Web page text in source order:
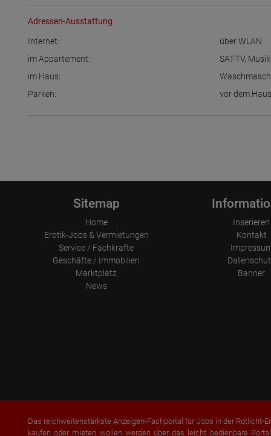
Adressen-Ausstattung
Internet:
über WLAN
im Appartement:
SAT-TV,
im Haus:
Parken:
vor dem Haus
Sitemap
Home
Erotik-Jobs & Vermietungen
Service / Fachkräfte
Geschäfte / Immobilien
Marktplatz
News
Inserieren
Kontakt
Banner
Das reichweitenstärkste Anzeigen-Fachportal für Jobs in der Rotlicht-
kaufen oder mieten wollen werden über das leicht bedienbare